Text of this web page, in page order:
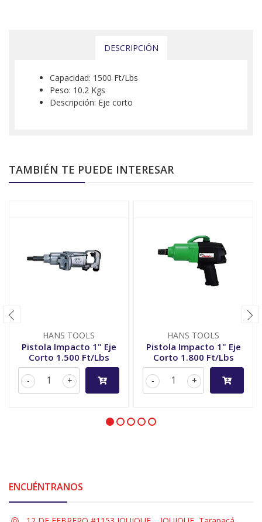
DESCRIPCIÓN
Capacidad: 1500 Ft/Lbs
Peso: 10.2 Kgs
Descripción: Eje corto
TAMBIÉN TE PUEDE INTERESAR
HANS TOOLS
Pistola Impacto 1" Eje
Corto 1.500 Ft/Lbs
+
-
HANS TOOLS
Pistola Impacto 1" Eje
Corto 1.800 Ft/Lbs
+
-
ENCUÉNTRANOS